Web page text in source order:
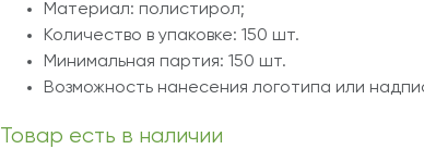
Материал: полистирол;
Количество в упаковке: 150 шт.
Минимальная партия: 150 шт.
Возможность нанесения логотипа или
Товар есть в наличии